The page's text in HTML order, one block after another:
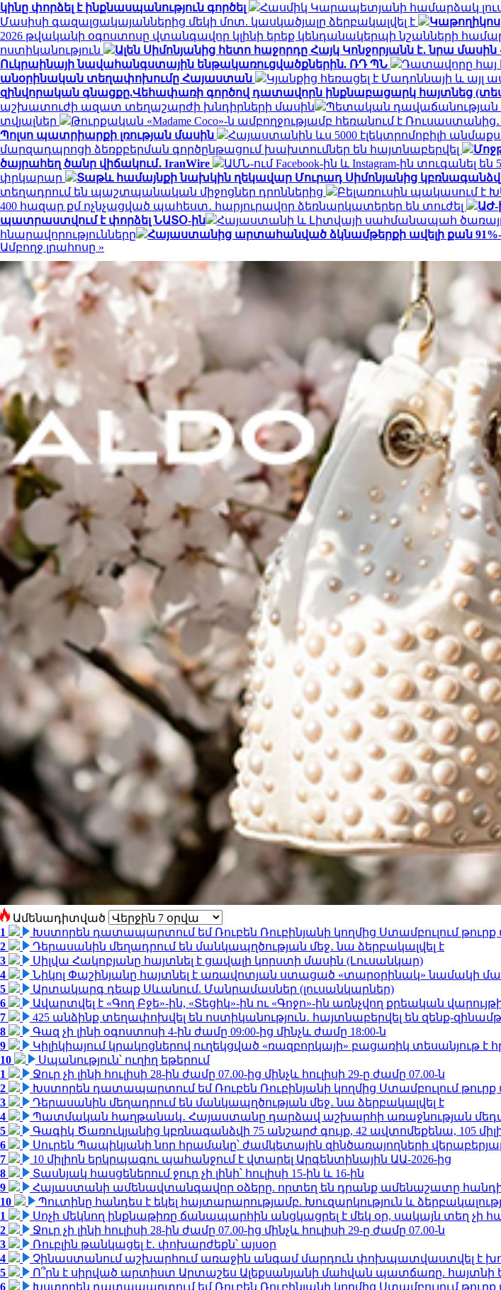
կինը փորձել է ինքնասպանություն գործել
Հասմիկ Կարապետյանի համարձակ
Մասիսի գազալցակայաններից մեկի մոտ. կասկածյալը ձերբակալվել է
2026 թվականի օգոստոսը վտանգավոր կլինի երեք կենդանակերպի նշանների
ոստիկանություն
Ալեն Սիմոնյանից հետո հաջորդը Հայկ Կոնջորյանն է․ նրա
Ուկրաինայի նավահանգստային ենթակառուցվածքներին. ՌԴ ՊՆ
Դատավորը հայ
անօրինական տեղափոխումը Հայաստան
Կյանքից հեռացել է Մադոննայի և
զինվորական գնացքը.Վեհափառի գործով դատավորն ինքնաբացարկ հայտնեց
աշխատուժի ազատ տեղաշարժի խնդիրների մասին
Պետական դավաճանության
տվյալներ
Թուրքական «Madame Coco»-ն ամբողջությամբ հեռանում է
Պոլսո պատրիարքի լռության մասին
Հայաստանին ևս 5000 էլեկտրոմոբիլի
մարզադպրոցի ձեռքբերման գործընթացում խախտումներ են հայտնաբերվել
ծայրահեղ ծանր վիճակում․ IranWire
ԱՄՆ-ում Facebook-ին և Instagram-ին տուգանել են
փրկարար
Տաթև համայնքի նախկին ղեկավար Մուրադ Սիմոնյանից
տեղադրում են պաշտպանական միջոցներ դրոններից
Բելառուսին պակասում է
400 հազար քմ ոչնչացված պահեստ․ հարյուրավոր ձեռնարկատերեր են տուժել
ԱԺ-
պատրաստվում է փորձել ՆԱՏՕ-ին
Հայաստանի և Լիտվայի սահմանապահ
հնարավորությունները
Հայաստանից արտահանված ձկնամթերքի ավելի քան 91%-
Ամբողջ լրահոսը »
Ամենադիտված
1
Խստորեն դատապարտում եմ Ռուբեն Ռուբինյանի կողմից Ստամբուլում թուրք
2
Դերասանին մեղադրում են մանկապղծության մեջ․ նա ձերբակալվել է
3
Սիլվա Հակոբյանը հայտնել է ցավալի կորստի մասին (Լուսանկար)
4
Նիկոլ Փաշինյանը հայտնել է առավոտյան ստացած «տարօրինակ» նամակի
5
Արտակարգ դեպք Սևանում. Մանրամասներ (լուսանկարներ)
6
Ավարտվել է «Գող Բջե»-ին, «Տեցիկ»-ին ու «Գոջո»-ին առնչվող քրեական
7
425 անձինք տեղափոխվել են ոստիկանություն․ հայտնաբերվել են զենք-
8
Գազ չի լինի օգոստոսի 4-ին ժամը 09:00-ից մինչև ժամը 18:00-ն
9
Կիլիկիայում կրակոցներով ուղեկցված «ռազբորկայի» բացառիկ տեսանյութ է
10
Սպանություն՝ ուղիղ եթերում
1
Ջուր չի լինի հուլիսի 28-ին ժամը 07.00-ից մինչև հուլիսի 29-ը ժամը 07.00-ն
2
Խստորեն դատապարտում եմ Ռուբեն Ռուբինյանի կողմից Ստամբուլում թուրք
3
Դերասանին մեղադրում են մանկապղծության մեջ․ նա ձերբակալվել է
4
Պատմական հաղթանակ․ Հայաստանը դարձավ աշխարհի առաջնության
5
Գագիկ Ծառուկյանից կբռնագանձվի 75 անշարժ գույք, 42 ավտոմեքենա, 105
6
Սուրեն Պապիկյանի նոր հրամանը՝ ժամկետային զինծառայողների վերաբերյալ
7
10 միլիոն երկրպագու պահանջում է վտարել Արգենտինային ԱԱ-2026-ից
8
Տասնյակ հասցեներում ջուր չի լինի՝ հուլիսի 15-ին և 16-ին
9
Հայաստանի ամենավտանգավոր օձերը. որտեղ են դրանք ամենաշատը
10
Պուտինը հանդես է եկել հայտարարությամբ. Խուզարկություն և
1
Սոչի մեկնող ինքնաթիռը ճանապարհին անցկացրել է մեկ օր, սակայն տեղ չի
2
Ջուր չի լինի հուլիսի 28-ին ժամը 07.00-ից մինչև հուլիսի 29-ը ժամը 07.00-ն
3
Ռուբլին թանկացել է․ փոխարժեքն՝ այսօր
4
Չինաստանում աշխարհում առաջին անգամ մարդուն փոխպատվաստվել է
5
Ո՞րն է սիրված արտիստ Արտաշես Ալեքսանյանի մահվան պատճառը. հայտնի
6
Խստորեն դատապարտում եմ Ռուբեն Ռուբինյանի կողմից Ստամբուլում թուրք